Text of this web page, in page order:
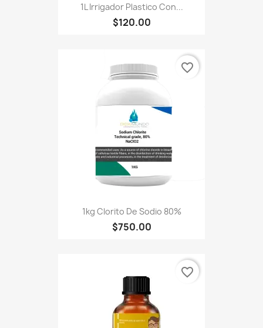
1L Irrigador Plastico Con...
$120.00
1kg Clorito De Sodio 80%
$750.00
favorite_border
favorite_border